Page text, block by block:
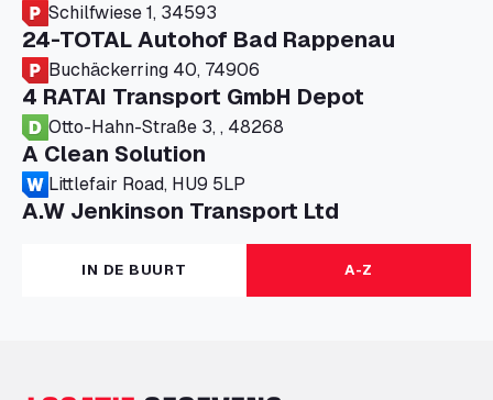
Schilfwiese 1, 34593
24-TOTAL Autohof Bad Rappenau
Buchäckerring 40, 74906
4 RATAI Transport GmbH Depot
Otto-Hahn-Straße 3, , 48268
A Clean Solution
Littlefair Road, HU9 5LP
A.W Jenkinson Transport Ltd
Progress House, ME11 5GA
A+G Nettetal - Depot Parking
Am Panneschopp 7, 41334
IN DE BUURT A-Z